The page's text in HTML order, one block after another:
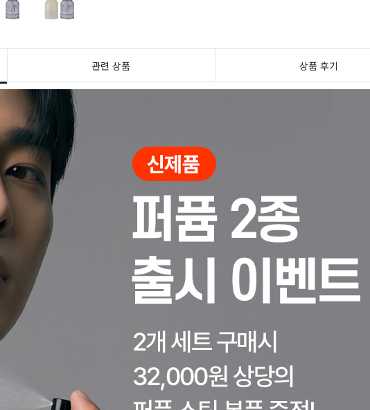
관련 상품 상품 후기